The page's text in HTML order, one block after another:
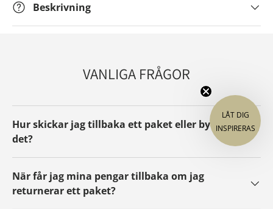
Beskrivning
VANLIGA FRÅGOR
Hur skickar jag tillbaka ett paket eller byter
det?
När får jag mina pengar tillbaka om jag
returnerar ett paket?
LÅT DIG
INSPIRERAS